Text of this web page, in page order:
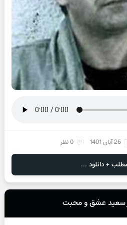
26 آبان 1401 0 نظر
+ دانلود ...
سعید عشق و محبت